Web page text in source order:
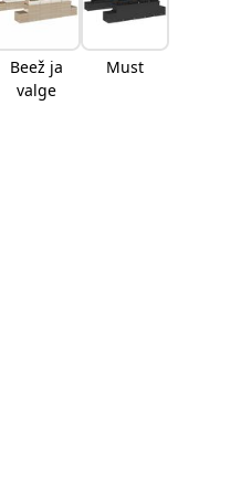
Beež ja
valge
Must